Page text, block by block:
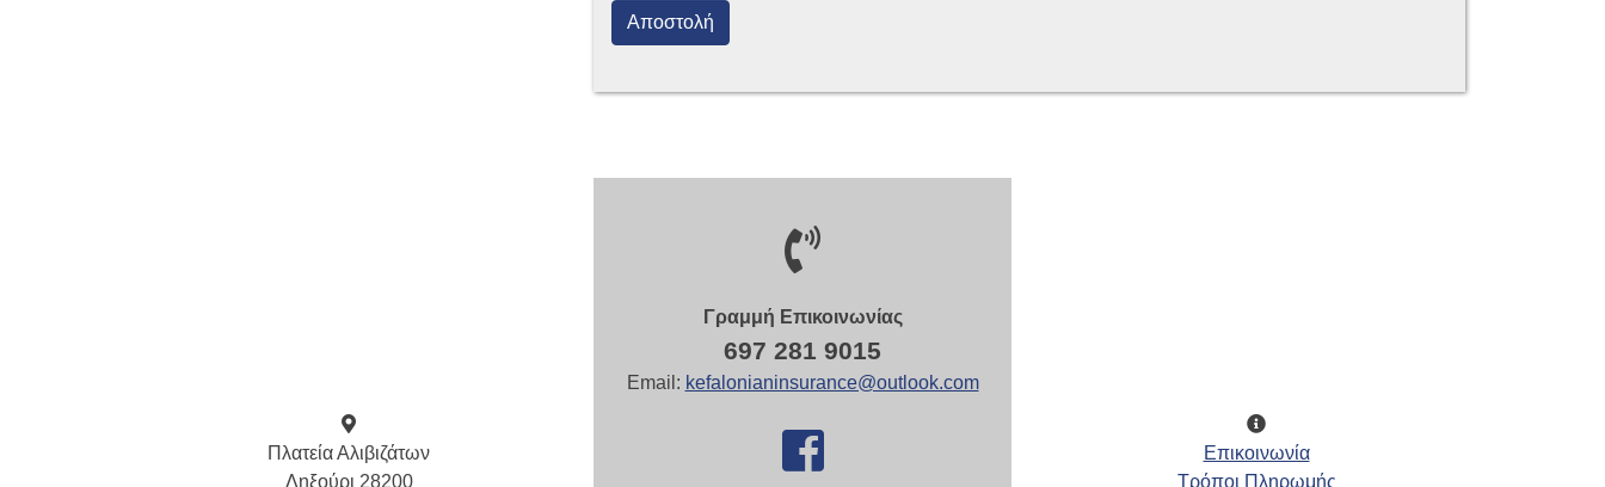
Πλατεία Αλιβιζάτων
Ληξούρι 28200
Γραμμή Επικοινωνίας
697 281 9015
Email: kefalonianinsurance@outlook.com
Επικοινωνία
Τρόποι Πληρωμής